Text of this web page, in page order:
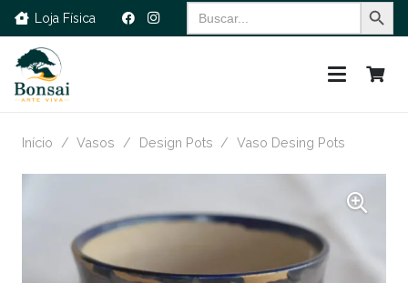
Loja Física
Search
for:
Início / Vasos / Design Pots / Vaso Desing Pots